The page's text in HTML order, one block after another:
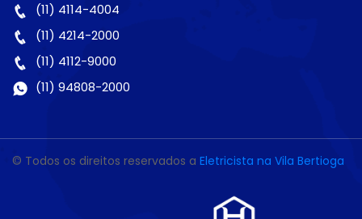
(11) 4114-4004
(11) 4214-2000
(11) 4112-9000
(11) 94808-2000
© Todos os direitos reservados a Eletricista na Vila Bertioga